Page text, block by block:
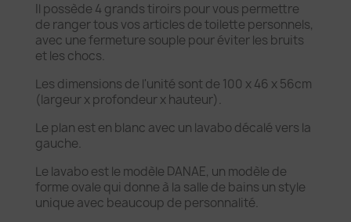
Il possède 4 grands tiroirs pour vous permettre
de ranger tous vos articles de toilette personnels,
avec une fermeture souple pour éviter les bruits
et les chocs.
Les dimensions de l'unité sont de 100 x 46 x 56cm
(largeur x profondeur x hauteur).
Le plan est en blanc avec un lavabo décalé vers la
gauche.
Le lavabo est le modèle DANAE, un modèle de
forme ovale qui donne à la salle de bains un style
unique avec beaucoup de personnalité.